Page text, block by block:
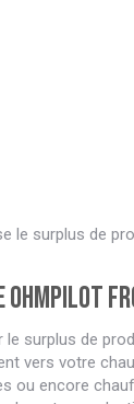
le surplus de
le surplus de
vers votre
ou encore